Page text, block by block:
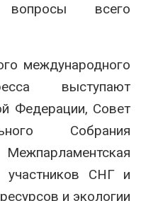
всего
международного
выступают
Федерации, Совет
Собрания
участников СНГ и
и экологии